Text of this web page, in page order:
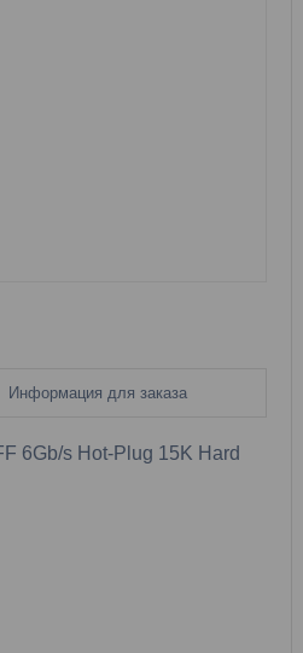
Информация для заказа
6Gb/s Hot-Plug 15K Hard